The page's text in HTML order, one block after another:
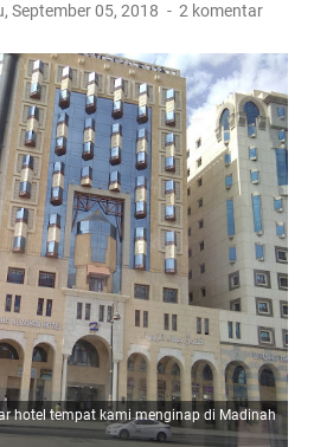
September 05, 2018 2 komentar
hotel tempat kami menginap di Madinah